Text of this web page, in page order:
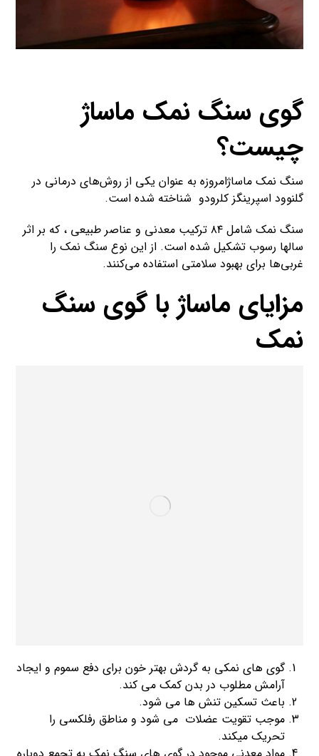
گوی سنگ نمک ماساژ
چیست؟
سنگ نمک ماساژامروزه به عنوان یکی از روش‌های درمانی در
گلنوود اسپرینگز کلرودو شناخته شده است.
سنگ نمک شامل ۸۴ ترکیب معدنی و عناصر طبیعی ، که بر اثر
سالها رسوب تشکیل شده است. از این نوع سنگ نمک را
غربی‌ها برای بهبود سلامتی استفاده می‌کنند.
مزایای ماساژ با گوی سنگ
نمک
گوی های نمکی به گردش بهتر خون برای دفع سموم و ایجاد
آرامش مطلوب در بدن کمک می کند.
باعث تسکین تنش ها می شود.
موجب تقویت عضلات می شود و مناطق رفلکسی را
تحریک میکند.